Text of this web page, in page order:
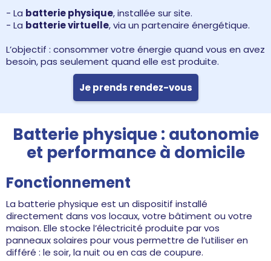
- La batterie physique, installée sur site.
- La batterie virtuelle, via un partenaire énergétique.
L’objectif : consommer votre énergie quand vous en avez
besoin, pas seulement quand elle est produite.
Je prends rendez-vous
Batterie physique : autonomie
et performance à domicile
Fonctionnement
La batterie physique est un dispositif installé
directement dans vos locaux, votre bâtiment ou votre
maison. Elle stocke l’électricité produite par vos
panneaux solaires pour vous permettre de l’utiliser en
différé : le soir, la nuit ou en cas de coupure.